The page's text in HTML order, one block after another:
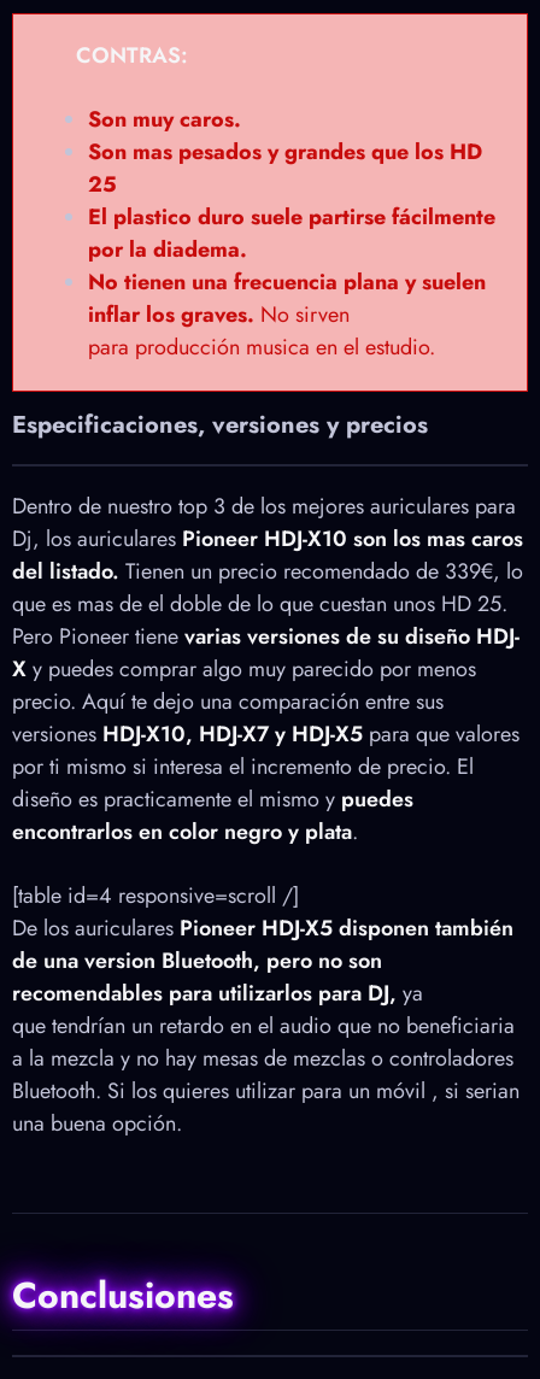
CONTRAS:
Son muy caros.
Son mas pesados y grandes que los HD
25
El plastico duro suele partirsefácilmente
por la diadema.
No tienen una frecuencia plana y suelen
inflar los graves. No sirven
para producción musica en el estudio.
Especificaciones, versiones y precios
Dentro de nuestro top 3 de los mejores auriculares para
Dj, los auriculares Pioneer HDJ-X10 son los mas caros
del listado. Tienen un precio recomendado de 339€, lo
que es mas de el doble de lo que cuestan unos HD 25.
Pero Pioneer tienevarias versiones de su diseño HDJ-
Xy puedes comprar algo muy parecido por menos
precio. Aquí te dejo una comparación entre sus
versiones HDJ-X10, HDJ-X7 y HDJ-X5 para que valores
por ti mismo si interesa el incremento de precio. El
diseño es practicamente el mismo y puedes
encontrarlos en color negro y plata.
[table id=4 responsive=scroll /]
De los auriculares Pioneer HDJ-X5 disponen también
de una version Bluetooth, pero no son
recomendables para utilizarlos para DJ, ya
que tendrían un retardo en el audio que no beneficiaria
a la mezcla y no hay mesas de mezclas o controladores
Bluetooth. Si los quieres utilizar para un móvil , si serian
una buena opción.
Conclusiones